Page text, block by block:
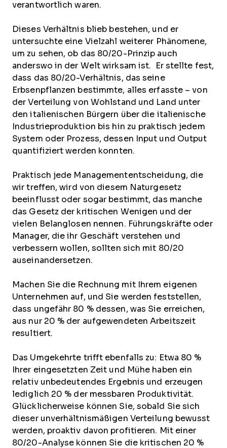
verantwortlich waren.
Dieses Verhältnis blieb bestehen, und er
untersuchte eine Vielzahl weiterer Phänomene,
um zu sehen, ob das 80/20-Prinzip auch
anderswo in der Welt wirksam ist. Er stellte fest,
dass das 80/20-Verhältnis, das seine
Erbsenpflanzen bestimmte, alles erfasste – von
der Verteilung von Wohlstand und Land unter
den italienischen Bürgern über die italienische
Industrieproduktion bis hin zu praktisch jedem
System oder Prozess, dessen Input und Output
quantifiziert werden konnten.
Praktisch jede Managemententscheidung, die
wir treffen, wird von diesem Naturgesetz
beeinflusst oder sogar bestimmt, das manche
das Gesetz der kritischen Wenigen und der
vielen Belanglosen nennen. Führungskräfte oder
Manager, die ihr Geschäft verstehen und
verbessern wollen, sollten sich mit 80/20
auseinandersetzen.
Machen Sie die Rechnung mit Ihrem eigenen
Unternehmen auf, und Sie werden feststellen,
dass ungefähr 80 % dessen, was Sie erreichen,
aus nur 20 % der aufgewendeten Arbeitszeit
resultiert.
Das Umgekehrte trifft ebenfalls zu: Etwa 80 %
Ihrer eingesetzten Zeit und Mühe haben ein
relativ unbedeutendes Ergebnis und erzeugen
lediglich 20 % der messbaren Produktivität.
Glücklicherweise können Sie, sobald Sie sich
dieser unverhältnismäßigen Verteilung bewusst
werden, proaktiv davon profitieren. Mit einer
80/20-Analyse können Sie die kritischen 20 %